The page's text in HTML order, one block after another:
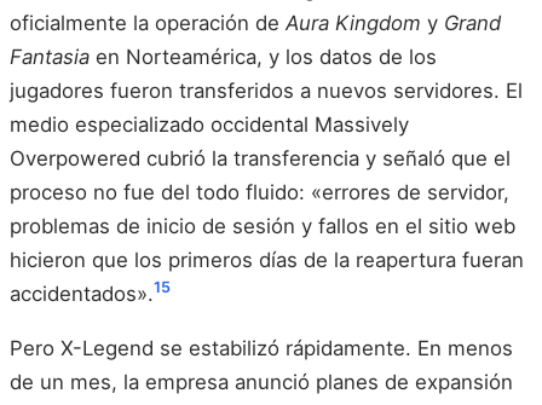
oficialmente la operación de Aura Kingdom y Grand
Fantasia en Norteamérica, y los datos de los
jugadores fueron transferidos a nuevos servidores. El
medio especializado occidental Massively
Overpowered cubrió la transferencia y señaló que el
proceso no fue del todo fluido: «errores de servidor,
problemas de inicio de sesión y fallos en el sitio web
hicieron que los primeros días de la reapertura fueran
accidentados».15
Pero X-Legend se estabilizó rápidamente. En menos
de un mes, la empresa anunció planes de expansión